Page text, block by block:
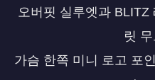
오버핏 실루엣과 BLITZ
릿
가슴 한쪽 미니 로고 포